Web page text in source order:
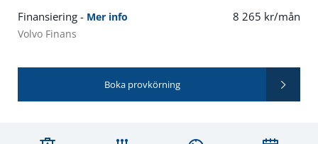
Finansiering - Mer info 8 265 kr/mån
Volvo Finans
Boka provkörning